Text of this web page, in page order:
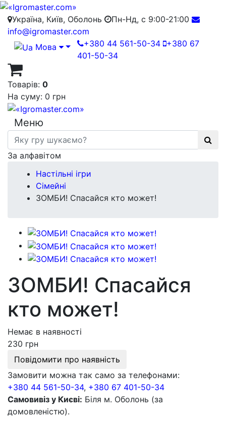
Україна, Київ, Оболонь
Пн-Нд, с 9:00-21:00
info@igromaster.com
Мова
+380 44 561-50-34 +380 67
401-50-34
Товарів: 0
На суму: 0 грн
Меню
За алфавітом
Настільні ігри
Сімейні
ЗОМБИ! Спасайся кто может!
ЗОМБИ! Спасайся
кто может!
Немає в наявності
230 грн
Повідомити про наявність
Замовити можна так само за телефонами:
+380 44 561-50-34, +380 67 401-50-34
Самовивіз у Києві: Біля м. Оболонь (за
домовленістю).